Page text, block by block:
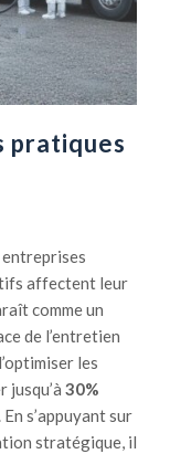
pratiques
entreprises
affectent leur
comme un
de l’entretien
les
jusqu’à 30%
s’appuyant sur
stratégique, il